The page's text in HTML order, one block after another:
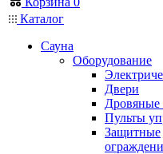
Каталог
Сауна
Оборудование
Двери
Дровяные
Пульты
Защитные